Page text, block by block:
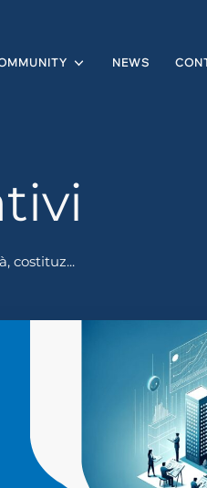
NEWS
costituz...